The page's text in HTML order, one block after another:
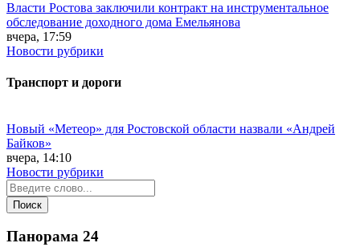
Власти Ростова заключили контракт на инструментальное
обследование доходного дома Емельянова
вчера, 17:59
Новости рубрики
Транспорт и дороги
Новый «Метеор» для Ростовской области назвали «Андрей
Байков»
вчера, 14:10
Новости рубрики
Панорама 24